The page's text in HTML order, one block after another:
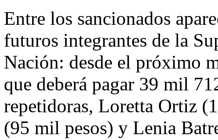
Entre los sancionados
futuros integrantes de la
Nación: desde el próximo
que deberá pagar 39 mil
repetidoras, Loretta Ortiz
(95 mil pesos) y Lenia